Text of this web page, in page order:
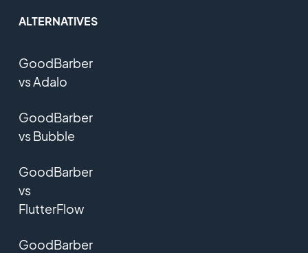
ALTERNATIVES
GoodBarber
vs Adalo
GoodBarber
vs Bubble
GoodBarber
vs
FlutterFlow
GoodBarber